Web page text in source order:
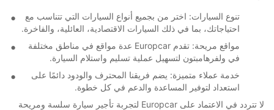
تنوع السيارات: اختر من بجميع أنواع السيارات التي تتناسب مع
احتياجاتك، بما في ذلك السيارات الاقتصادية، العائلية، والفاخرة.
مواقع مريحة: تقدم Europcar عدة مواقع في مناطق مختلفة
في ولفرهامبتون لتسهيل عملية تسليم واستلام السيارة.
خدمة عملاء متميزة: يضم فريقنا المحترف والودود دائمًا على
استعداد لتوفير المساعدة والدعم في كل خطوة.
لا تتردد في الاعتماد على Europcar لتجربة تأجير سيارة سلسة ومريحة